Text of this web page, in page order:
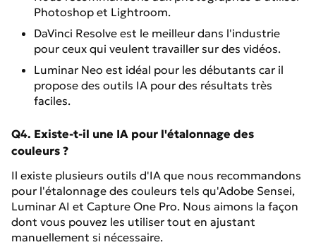
Photoshop et Lightroom.
DaVinci Resolve est le meilleur dans l'industrie
pour ceux qui veulent travailler sur des vidéos.
Luminar Neo est idéal pour les débutants car il
propose des outils IA pour des résultats très
faciles.
Q4. Existe-t-il une IA pour l'étalonnage des
couleurs ?
Il existe plusieurs outils d'IA que nous recommandons
pour l'étalonnage des couleurs tels qu'Adobe Sensei,
Luminar AI et Capture One Pro. Nous aimons la façon
dont vous pouvez les utiliser tout en ajustant
manuellement si nécessaire.